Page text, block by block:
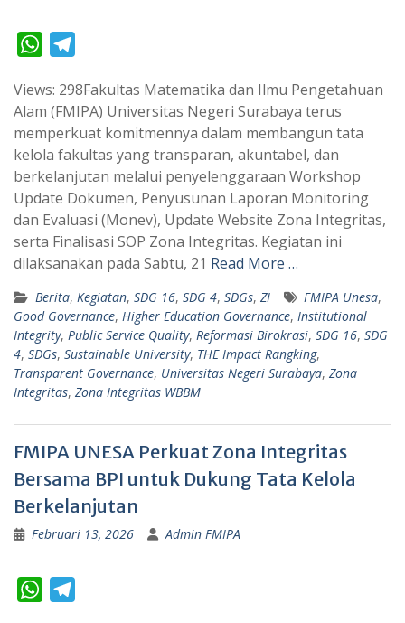
W
a
t
s
A
p
p
l
e
r
a
m
Views: 298Fakultas Matematika dan Ilmu Pengetahuan
Alam (FMIPA) Universitas Negeri Surabaya terus
memperkuat komitmennya dalam membangun tata
kelola fakultas yang transparan, akuntabel, dan
berkelanjutan melalui penyelenggaraan Workshop
Update Dokumen, Penyusunan Laporan Monitoring
dan Evaluasi (Monev), Update Website Zona Integritas,
serta Finalisasi SOP Zona Integritas. Kegiatan ini
dilaksanakan pada Sabtu, 21 Read More …
Berita, Kegiatan, SDG 16, SDG 4, SDGs, ZI FMIPA Unesa,
Good Governance, Higher Education Governance, Institutional
Integrity, Public Service Quality, Reformasi Birokrasi, SDG 16, SDG
4, SDGs, Sustainable University, THE Impact Rangking,
Transparent Governance, Universitas Negeri Surabaya, Zona
Integritas, Zona Integritas WBBM
FMIPA UNESA Perkuat Zona Integritas
Bersama BPI untuk Dukung Tata Kelola
Berkelanjutan
Februari 13, 2026 Admin FMIPA
W